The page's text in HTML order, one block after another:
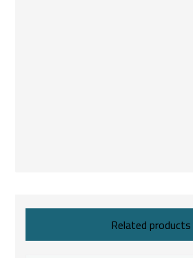
Related products